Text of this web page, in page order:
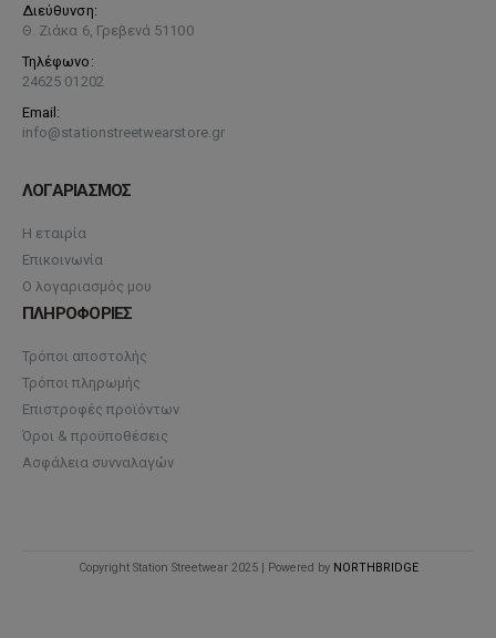
Διεύθυνση:
Θ. Ζιάκα 6, Γρεβενά 51100
Τηλέφωνο:
24625 01202
Email:
info@stationstreetwearstore.gr
ΛΟΓΑΡΙΑΣΜΟΣ
Η εταιρία
Επικοινωνία
Ο λογαριασμός μου
ΠΛΗΡΟΦΟΡΙΕΣ
Τρόποι αποστολής
Τρόποι πληρωμής
Επιστροφές προϊόντων
Όροι & προϋποθέσεις
Ασφάλεια συνναλαγών
Copyright Station Streetwear 2025 | Powered by NORTHBRIDGE